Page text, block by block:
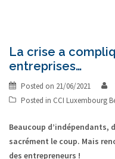
La crise a
entreprises…
Posted on 21/06/2021
Posted in CCI Luxembourg
Beaucoup d’indépendants,
sacrément le coup. Mais
des entrepreneurs !